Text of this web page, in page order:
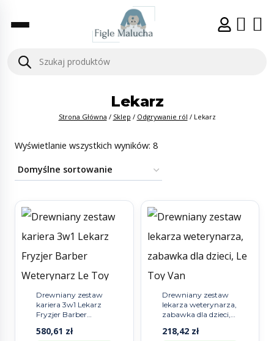
Lekarz
Strona Główna / Sklep / Odgrywanie ról / Lekarz
Wyświetlanie wszystkich wyników: 8
Drewniany zestaw
kariera 3w1 Lekarz
Fryzjer Barber
Van
580,61 zł
Drewniany zestaw
lekarza weterynarza,
zabawka dla dzieci,
218,42 zł